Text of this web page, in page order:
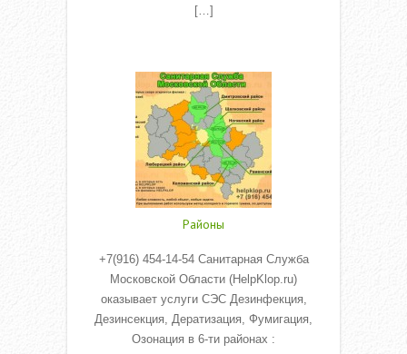
[…]
Районы
+7(916) 454-14-54 Санитарная Служба
Московской Области (HelpKlop.ru)
оказывает услуги СЭС Дезинфекция,
Дезинсекция, Дератизация, Фумигация,
Озонация в 6-ти районах :